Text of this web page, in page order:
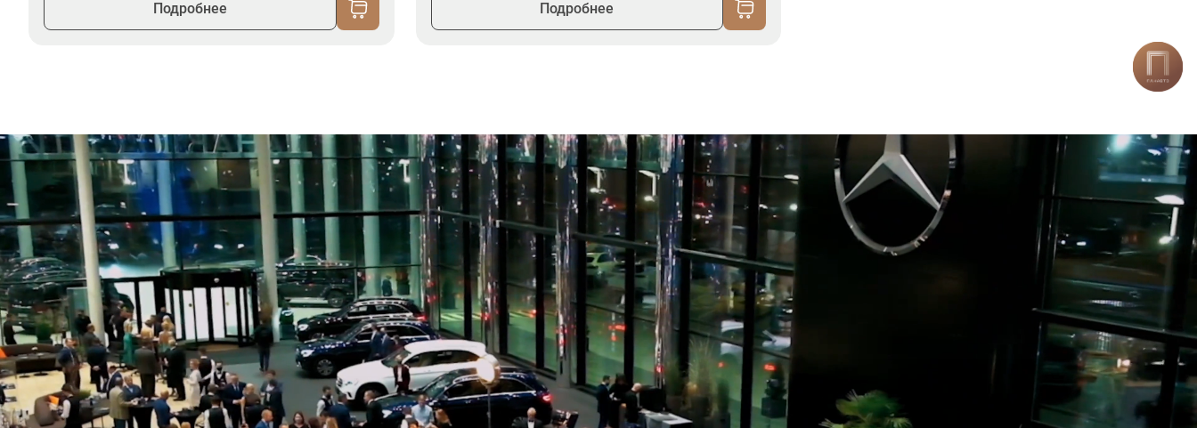
Подробнее Подробнее